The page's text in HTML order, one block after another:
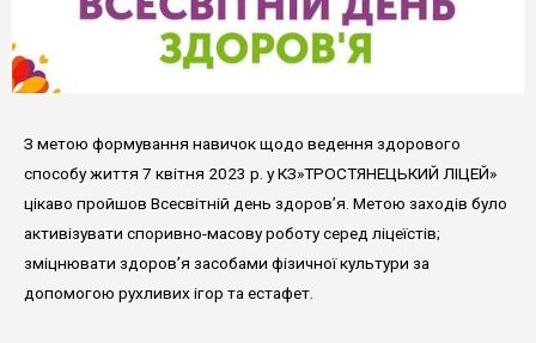
З метою формування навичок щодо ведення здорового
способу життя 7 квітня 2023 р. у КЗ»ТРОСТЯНЕЦЬКИЙ ЛІЦЕЙ»
цікаво пройшов Всесвітній день здоров’я. Метою заходів було
активізувати споривно-масову роботу серед ліцеїстів;
зміцнювати здоров’я засобами фізичної культури за
допомогою рухливих ігор та естафет.